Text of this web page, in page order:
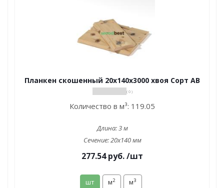
Планкен скошенный 20х140х3000 хвоя Сорт АВ
( 0 )
Количество в м³: 119.05
Длина:3 м
Сечение:20x140 мм
277.54руб./шт
шт м2 м3